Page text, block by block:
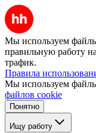
Мы используем
правильную работу
трафик.
Правила
Мы используем
файлов cookie
Понятно
Ищу работу